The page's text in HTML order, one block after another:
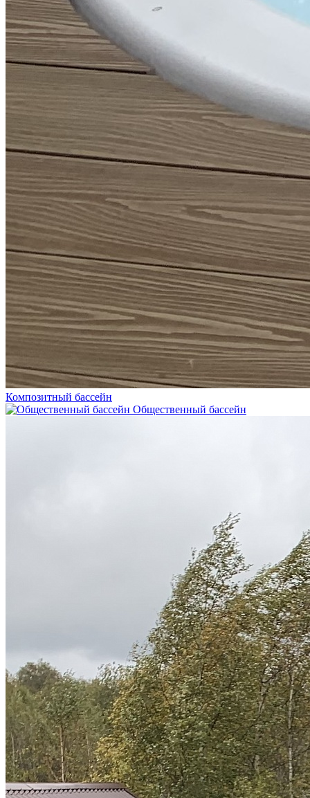
Композитный бассейн
Общественный бассейн